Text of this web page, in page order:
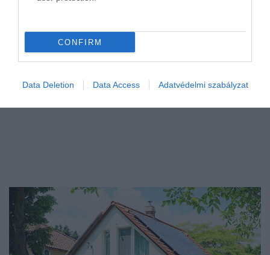
CONFIRM
Data Deletion Data Access Adatvédelmi szabályzat